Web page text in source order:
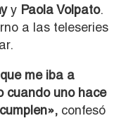
y Paola Volpato.
a las teleseries
me iba a
cuando uno hace
confesó